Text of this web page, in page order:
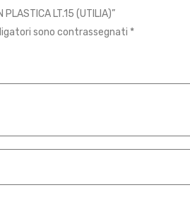
LT.15 (UTILIA)”
sono contrassegnati *